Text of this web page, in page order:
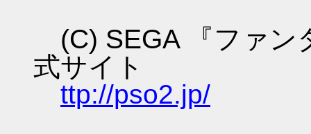
(C) SEGA 『ファン
式サイト
ttp://pso2.jp/